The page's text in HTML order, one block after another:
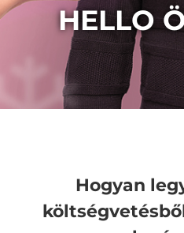
HELLO
Hogyan